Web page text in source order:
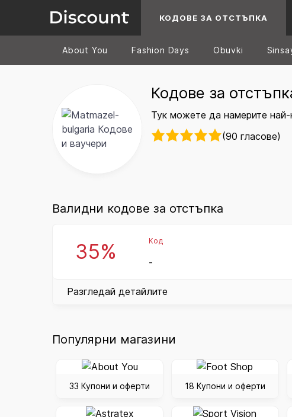
КОДОВЕ ЗА ОТСТЪПКА
About You Fashion Days Obuvki
Кодове за
Тук можете да намерите
(90 гласове)
Валидни кодове за отстъпка
35% Код
-
Разгледай детайлите
Популярни магазини
33 Купони и оферти 18 Купони и оферти